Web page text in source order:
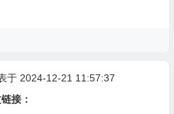
于 2024-12-21 11:57:37
接：